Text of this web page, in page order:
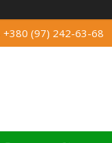
+380 (97) 242-63-68